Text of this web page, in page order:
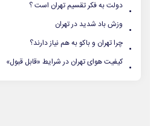
. دولت به فکر تقسیم تهران است ؟
. وزش باد شدید در تهران
. چرا تهران و باکو به هم نیاز دارند؟
. کیفیت هوای تهران در شرایط «قابل قبول»